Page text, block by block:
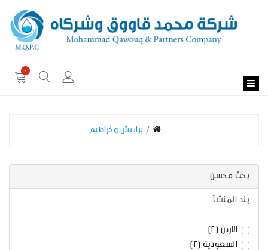
0
برابيش وخراطيم
بحث محسن
بلد المنشأ
الاردن (2)
السعودية (2)